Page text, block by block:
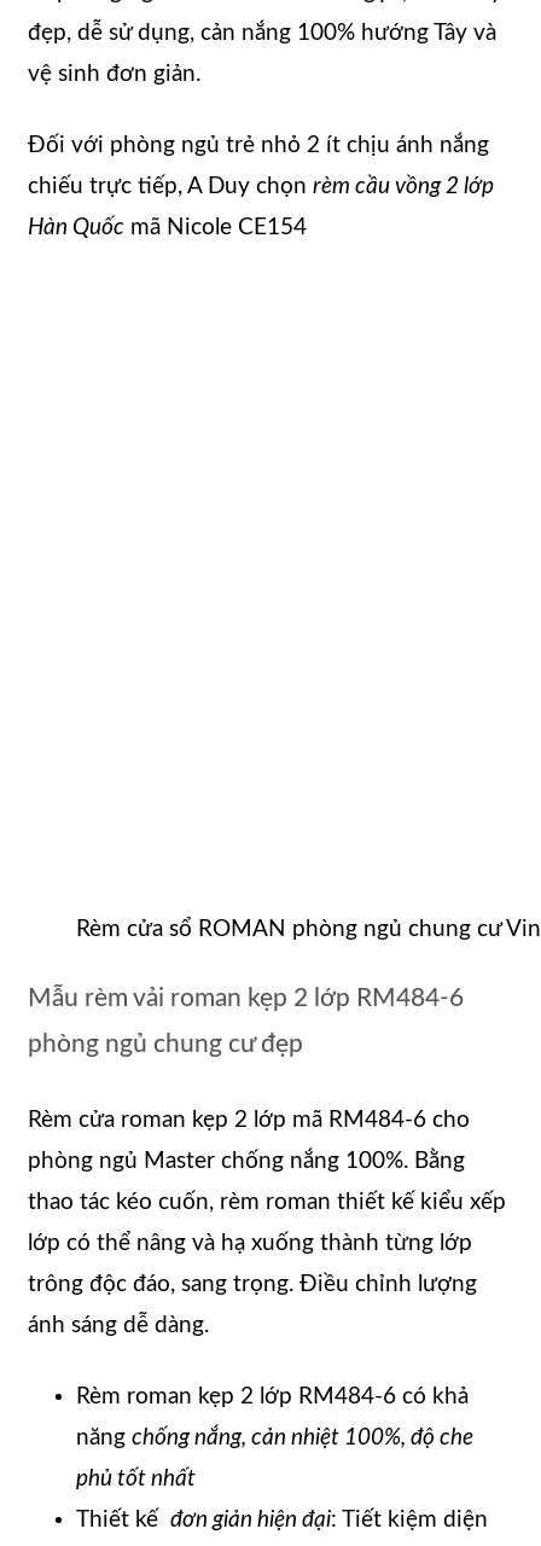
đẹp, dễ sử dụng, cản nắng 100% hướng Tây và
vệ sinh đơn giản.
Đối với phòng ngủ trẻ nhỏ 2 ít chịu ánh nắng
chiếu trực tiếp, A Duy chọn rèm cầu vồng 2 lớp
Hàn Quốc mã Nicole CE154
Rèm cửa sổ ROMAN phòng ngủ chung cư
Mẫu rèm vải roman kẹp 2 lớp RM484-6
phòng ngủ chung cư đẹp
Rèm cửa roman kẹp 2 lớp mã RM484-6 cho
phòng ngủ Master chống nắng 100%. Bằng
thao tác kéo cuốn, rèm roman thiết kế kiểu xếp
lớp có thể nâng và hạ xuống thành từng lớp
trông độc đáo, sang trọng. Điều chỉnh lượng
ánh sáng dễ dàng.
Rèm roman kẹp 2 lớp RM484-6 có khả
năng chống nắng, cản nhiệt 100%, độ che
phủ tốt nhất
Thiết kế đơn giản hiện đại: Tiết kiệm diện